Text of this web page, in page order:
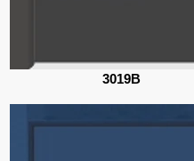
3019B